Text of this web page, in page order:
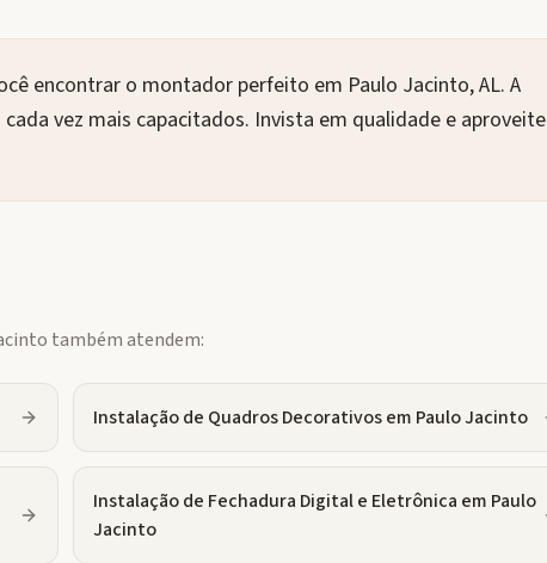
encontrar o montador perfeito em Paulo Jacinto, AL. A
vez mais capacitados. Invista em qualidade e aproveite
também atendem:
Instalação de Quadros Decorativosem Paulo Jacinto
Instalação de Fechadura Digital e Eletrônica em Paulo
Jacinto